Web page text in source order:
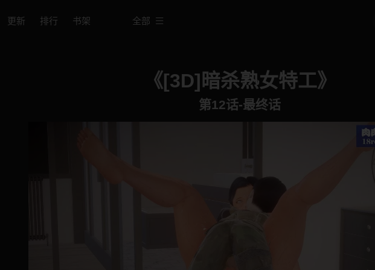
更新 排行 书架 全部
《[3D]暗杀熟女特工》
第12话-最终话